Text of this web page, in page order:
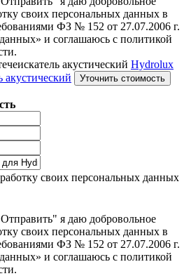
своих персональных данных в
ФЗ № 152 от 27.07.2006 г.
и соглашаюсь с политикой
Hydrolux
акустический
Уточнить стоимость
своих персональных данных
я даю добровольное
своих персональных данных в
ФЗ № 152 от 27.07.2006 г.
и соглашаюсь с политикой